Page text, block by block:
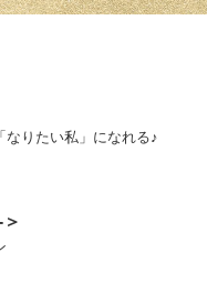
りたい私」になれる♪